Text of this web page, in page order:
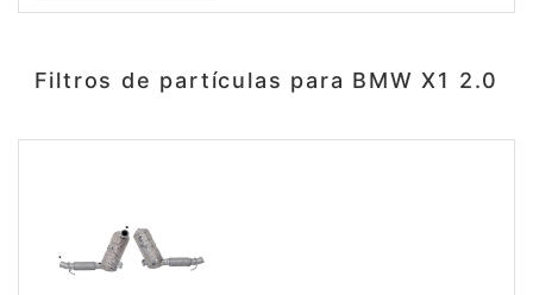
Filtros de partículas para BMW X1 2.0